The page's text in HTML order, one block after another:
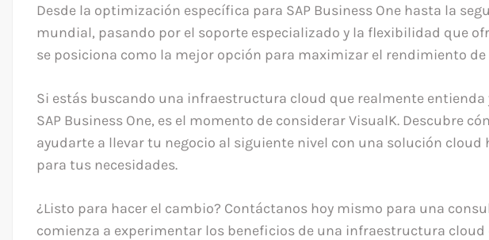
Desde la optimización específica para SAP Business One hasta la
mundial, pasando por el soporte especializado y la flexibilidad que
se posiciona como la mejor opción para maximizar el rendimiento de
Si estás buscando una infraestructura cloud que realmente entienda
SAP Business One, es el momento de considerar VisualK. Descubre
ayudarte a llevar tu negocio al siguiente nivel con una solución cloud
para tus necesidades.
¿Listo para hacer el cambio? Contáctanos hoy mismo para una
comienza a experimentar los beneficios de una infraestructura cloud